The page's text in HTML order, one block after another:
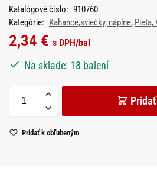
Katalógové číslo: 910760
Kategórie: Kahance,sviečky, náplne, Pieta,
2,34 € s DPH/bal
Na sklade: 18 balení
Pridať k obľubeným